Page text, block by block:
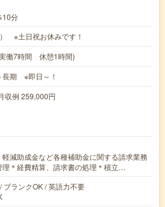
10分
※土日祝お休みです！
働7時間 休憩1時間)
長期 ※即日～！
例 259,000円
軽減助成金など各種補助金に関する請求業務
理＊経費精算、請求書の処理＊積立…
ブランクOK / 英語力不要